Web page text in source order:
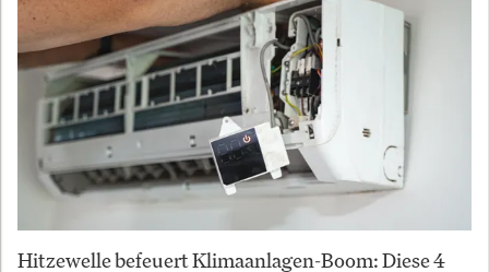
Hitzewelle befeuert Klimaanlagen-Boom: Diese 4